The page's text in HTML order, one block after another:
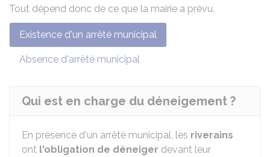
Tout dépend donc de ce que la mairie a prévu.
Existence d'un arrêté municipal
Absence d'arrêté municipal
Qui est en charge du déneigement ?
En présence d'un arrêté municipal, les riverains
ont l'obligation de déneiger devant leur